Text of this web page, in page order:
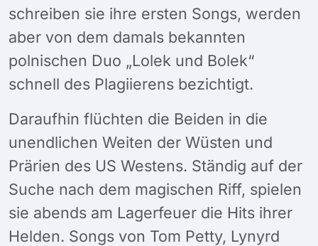
schreiben sie ihre ersten Songs, werden
aber von dem damals bekannten
polnischen Duo „Lolek und Bolek“
schnell des Plagiierens bezichtigt.
Daraufhin flüchten die Beiden in die
unendlichen Weiten der Wüsten und
Prärien des US Westens. Ständig auf der
Suche nach dem magischen Riff, spielen
sie abends am Lagerfeuer die Hits ihrer
Helden. Songs von Tom Petty, Lynyrd